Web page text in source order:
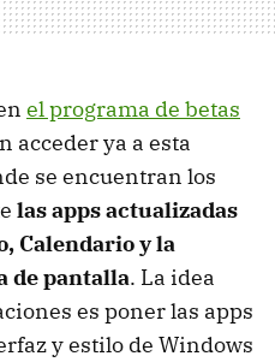
el programa de betas
acceder ya a esta
se encuentran los
las apps actualizadas
Calendario y la
de pantalla. La idea
es poner las apps
y estilo de Windows